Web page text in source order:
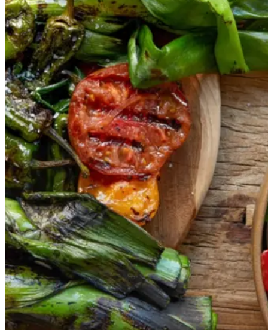
Gem opskrift
Vegansk
Vegetarisk
Vores version af den traditionelle
salat empedrat fra det catalanske
køkken. Spis den med brød som
en let frokost eller i et større
måltid som her. Salbitxada minder
noget om en anden ligeledes
catalansk sauce, romesco. I
Catalonien spises den til såkaldte
calcots, der er små porrelignende
løg. Dem griller man helt sorte, så
fjerner man den yderste skal og
dypper det fløjlsbløde løg i
saucen. Calcots er svære at
opdrive på disse kanter, men små
nye porrer kan bruges.